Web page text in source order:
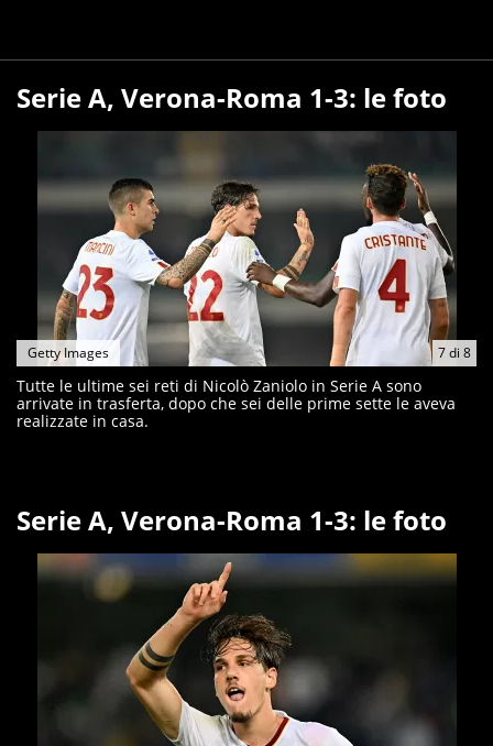
Serie A, Verona-Roma 1-3: le foto
7di 8
Getty Images
Tutte le ultime sei reti di Nicolò Zaniolo in Serie A sono
arrivate in trasferta, dopo che sei delle prime sette le aveva
realizzate in casa.
Serie A, Verona-Roma 1-3: le foto